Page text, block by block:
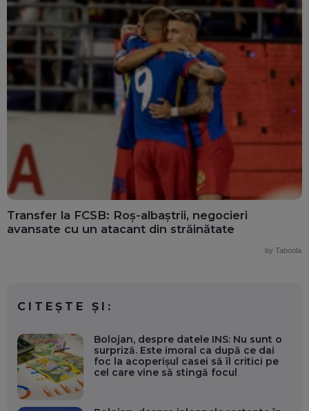
Transfer la FCSB: Roș-albaștrii, negocieri
avansate cu un atacant din străinătate
by Taboola
CITEȘTE ȘI:
Bolojan, despre datele INS: Nu sunt o
surpriză. Este imoral ca după ce dai
foc la acoperișul casei să îl critici pe
cel care vine să stingă focul